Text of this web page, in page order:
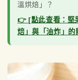
溫烘焙」？
👉 [點此查看：堅
焙」與「油炸」的